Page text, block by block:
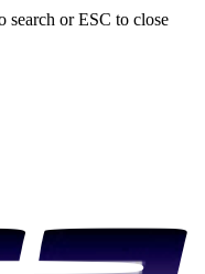
search or ESC to close